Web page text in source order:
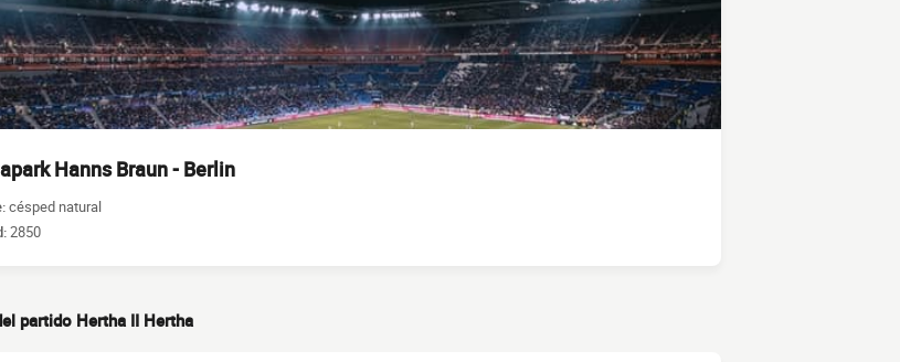
Hanns Braun - Berlin
césped natural
2850
partido Hertha II Hertha